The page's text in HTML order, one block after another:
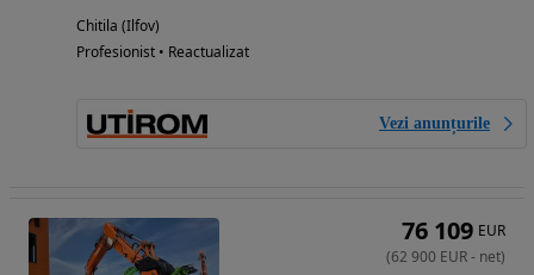
Chitila (Ilfov)
Profesionist • Reactualizat
Vezi anunțurile
76 109 EUR
(62 900 EUR- net)